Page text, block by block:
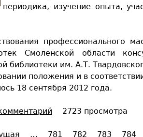
периодика, изучение опыта,
профессионального
Смоленской области
библиотеки им. А.Т.
положения и в
18 сентября 2012 года.
2723 просмотра
… 781 782 783 784